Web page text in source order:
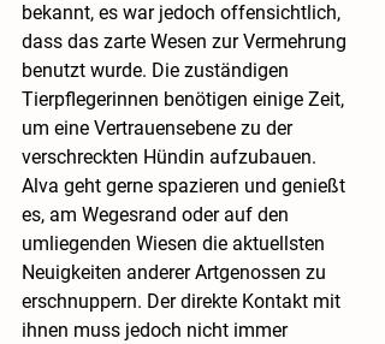
bekannt, es war jedoch offensichtlich,
dass das zarte Wesen zur Vermehrung
benutzt wurde. Die zuständigen
Tierpflegerinnen benötigen einige Zeit,
um eine Vertrauensebene zu der
verschreckten Hündin aufzubauen.
Alva geht gerne spazieren und genießt
es, am Wegesrand oder auf den
umliegenden Wiesen die aktuellsten
Neuigkeiten anderer Artgenossen zu
erschnuppern. Der direkte Kontakt mit
ihnen muss jedoch nicht immer